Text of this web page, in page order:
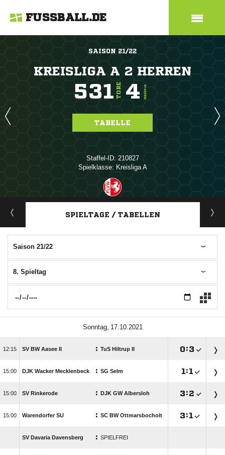
FUSSBALL.DE
SAISON 21/22
KREISLIGA A 2 HERREN
531TORE 4 TORE/SPIEL
TABELLE
Staffel-ID: 210827
Spielklasse: Kreisliga A
ANZEIGE
SPIELTAGE / TABELLEN
Saison 21/22
8. Spieltag
 
 SV BW Aasee II : TuS Hiltrup II :
 DJK Wacker Mecklenbeck : SG Selm  :
 SV Rinkerode : DJK GW Albersloh :
 Warendorfer SU : SC BW Ottmarsbocholt :
SV Davaria Davensberg : SPIELFREI